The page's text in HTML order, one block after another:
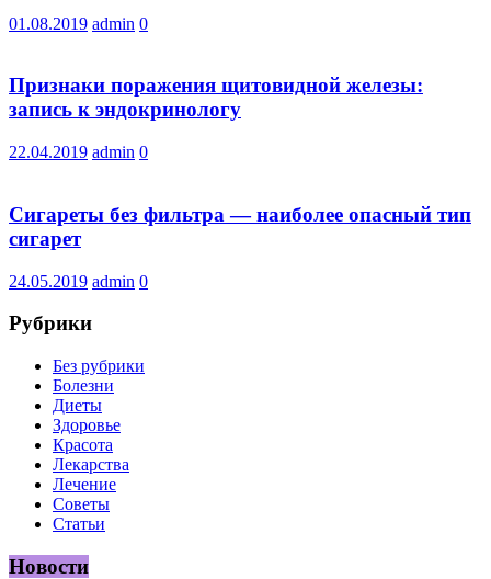
01.08.2019 admin 0
Признаки поражения щитовидной железы:
запись к эндокринологу
22.04.2019 admin 0
Сигареты без фильтра — наиболее опасный тип
сигарет
24.05.2019 admin 0
Рубрики
Без рубрики
Болезни
Диеты
Здоровье
Красота
Лекарства
Лечение
Советы
Статьи
Новости